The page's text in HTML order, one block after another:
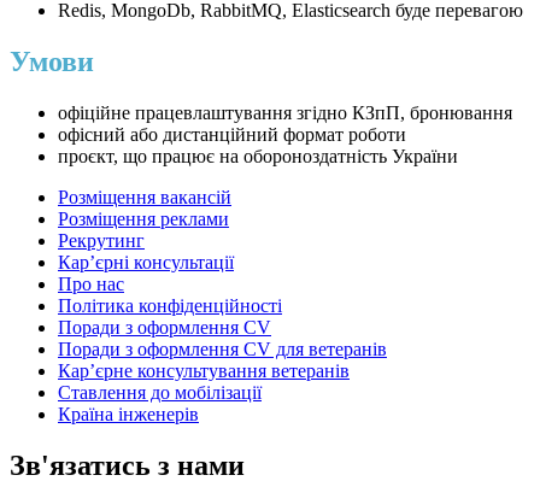
Redis, MongoDb, RabbitMQ, Elasticsearch буде перевагою
Умови
офіційне працевлаштування згідно КЗпП, бронювання
офісний або дистанційний формат роботи
проєкт, що працює на обороноздатність України
Розміщення вакансій
Розміщення реклами
Рекрутинг
Карʼєрні консультації
Про нас
Політика конфіденційності
Поради з оформлення CV
Поради з оформлення CV для ветеранів
Карʼєрне консультування ветеранів
Ставлення до мобілізації
Країна інженерів
Зв'язатись з нами